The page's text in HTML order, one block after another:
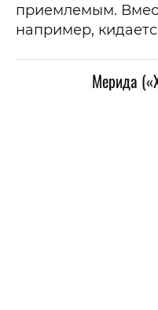
приемлемым.
например,
Мерида